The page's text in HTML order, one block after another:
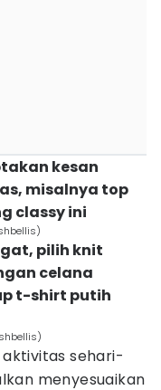
kesan
misalnya top
classy ini
pilih knit
celana
t-shirt putih
sehari-
menyesuaikan